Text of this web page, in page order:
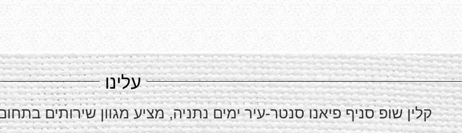
עלינו
קלין שופ סניף פיאנו סנטר-עיר ימים נתניה, מציע מגוון שירותים